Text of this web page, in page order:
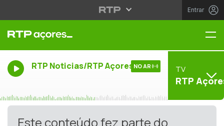
Entrar
RTP Noticias/RTP Açores NO AR TV
RTP
Este conteúdo fez parte do